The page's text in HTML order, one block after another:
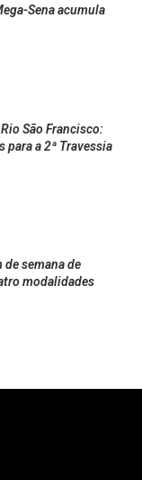
Sena acumula
São Francisco:
para a 2ª Travessia
semana de
modalidades